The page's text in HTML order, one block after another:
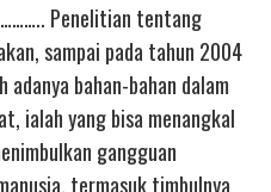
Penelitian tentang
sampai pada tahun 2004
bahan-bahan dalam
ialah yang bisa menangkal
gangguan
termasuk timbulnya